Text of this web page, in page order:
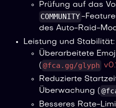
Prüfung auf das
COMMUNITY -
des Auto-Raid-
Leistung und Stabilität:
Überarbeitete
( @fca.gg/glyph
Reduzierte
Überwachung (
Besseres Rate-